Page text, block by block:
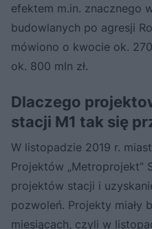
efektem m.in. znacznego
budowlanych po agresji
mówiono o kwocie ok.
ok. 800 mln zł.
Dlaczego
stacji M1 tak się
W listopadzie 2019 r.
Projektów „Metroprojekt”
projektów stacji i
pozwoleń. Projekty miały
miesiącach, czyli w